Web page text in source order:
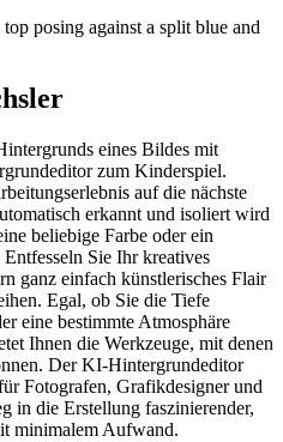
eines Bildes mit
zum Kinderspiel.
auf die nächste
erkannt und isoliert wird
beliebige Farbe oder ein
Sie Ihr kreatives
ganz einfach künstlerisches Flair
Egal, ob Sie die Tiefe
eine bestimmte Atmosphäre
Ihnen die Werkzeuge, mit denen
Der KI-Hintergrundeditor
Fotografen, Grafikdesigner und
in die Erstellung faszinierender,
minimalem Aufwand.